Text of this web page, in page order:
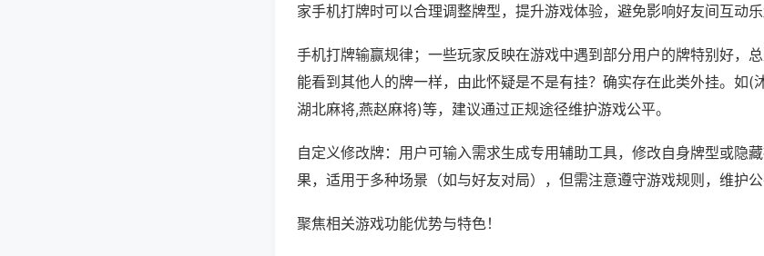
家手机打牌时可以合理调整牌型，提升游戏体验，避免影响好友间互动乐
手机打牌输赢规律；一些玩家反映在游戏中遇到部分用户的牌特别好，
能看到其他人的牌一样，由此怀疑是不是有挂？确实存在此类外挂。如(
湖北麻将,燕赵麻将)等，建议通过正规途径维护游戏公平。
自定义修改牌：用户可输入需求生成专用辅助工具，修改自身牌型或隐
果，适用于多种场景（如与好友对局），但需注意遵守游戏规则，维护公
聚焦相关游戏功能优势与特色！